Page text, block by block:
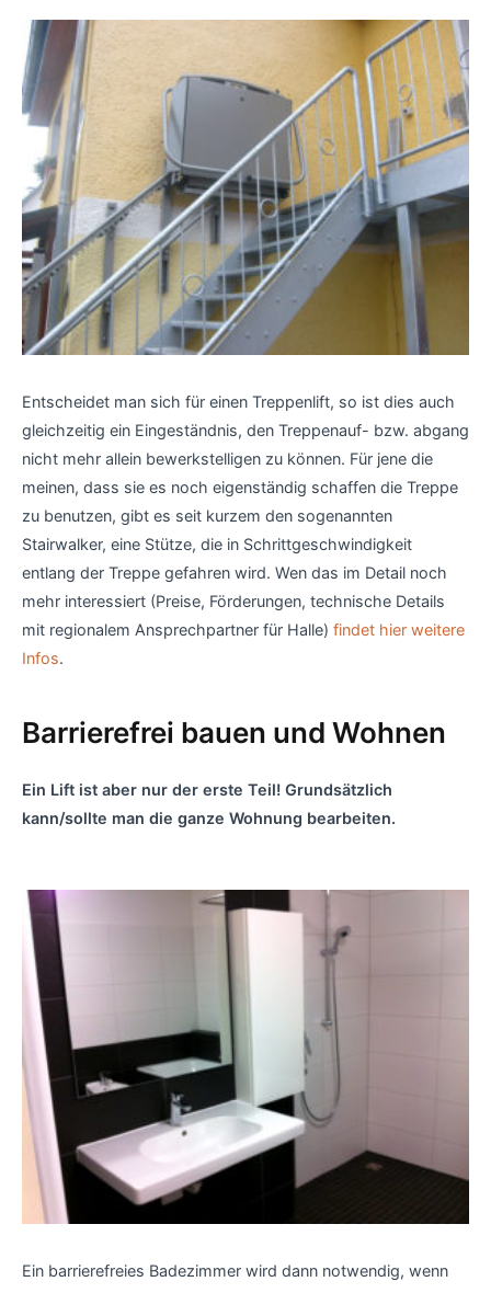
Entscheidet man sich für einen Treppenlift, so ist dies auch
gleichzeitig ein Eingeständnis, den Treppenauf- bzw. abgang
nicht mehr allein bewerkstelligen zu können. Für jene die
meinen, dass sie es noch eigenständig schaffen die Treppe
zu benutzen, gibt es seit kurzem den sogenannten
Stairwalker, eine Stütze, die in Schrittgeschwindigkeit
entlang der Treppe gefahren wird. Wen das im Detail noch
mehr interessiert (Preise, Förderungen, technische Details
mit regionalem Ansprechpartner für Halle) findet hier weitere
Infos.
Barrierefrei bauen und Wohnen
Ein Lift ist aber nur der erste Teil! Grundsätzlich
kann/sollte man die ganze Wohnung bearbeiten.
Ein barrierefreies Badezimmer wird dann notwendig, wenn